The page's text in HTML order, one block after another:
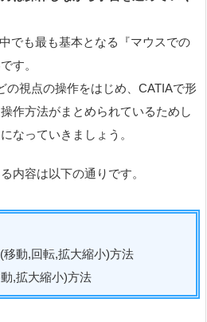
でも最も基本となる『マウスでの
す。
の視点の操作をはじめ、CATIAで形
作方法がまとめられているためし
なっていきましょう。
内容は以下の通りです。
動,回転,拡大縮小)方法
,拡大縮小)方法